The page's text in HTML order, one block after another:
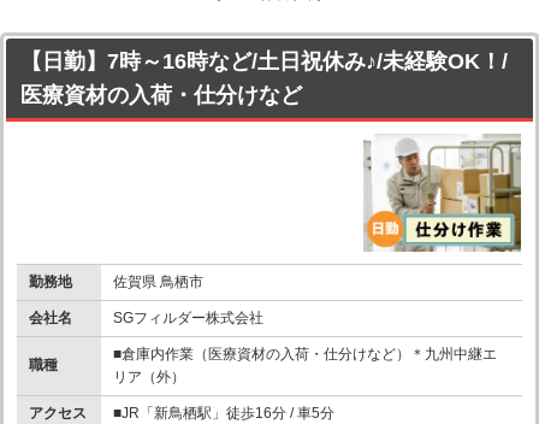
【日勤】7時～16時など/土日祝休み♪/未経験OK！/
医療資材の入荷・仕分けなど
勤務地 佐賀県 鳥栖市
会社名 SGフィルダー株式会社
職種
■倉庫内作業（医療資材の入荷・仕分けなど）＊九州中継エ
リア（外）
アクセス ■JR「新鳥栖駅」徒歩16分 / 車5分